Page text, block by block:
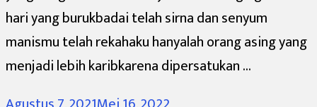
hari yang burukbadai telah sirna dan senyum
manismu telah rekahaku hanyalah orang asing yang
menjadi lebih karibkarena dipersatukan …